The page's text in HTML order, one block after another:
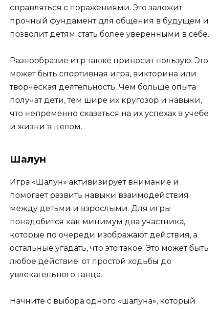
справляться с поражениями. Это заложит
прочный фундамент для общения в будущем и
позволит детям стать более уверенными в себе.
Разнообразие игр также приносит пользую. Это
может быть спортивная игра, викторина или
творческая деятельность. Чем больше опыта
получат дети, тем шире их кругозор и навыки,
что непременно сказаться на их успехах в учебе
и жизни в целом.
Шалун
Игра «Шалун» активизирует внимание и
помогает развить навыки взаимодействия
между детьми и взрослыми. Для игры
понадобится как минимум два участника,
которые по очереди изображают действия, а
остальные угадать, что это такое. Это может быть
любое действие: от простой ходьбы до
увлекательного танца.
Начните с выбора одного «шалуна», который